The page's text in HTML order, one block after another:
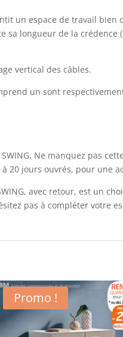
un espace de travail bien
longueur de la crédence
vertical des câbles.
un sont
Ne manquez pas
20 jours ouvrés, pour une
avec retour, est un
pas à compléter votre
Promo !